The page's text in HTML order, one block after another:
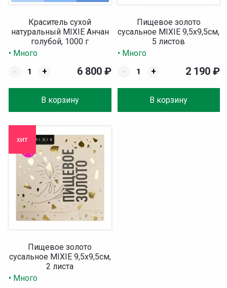
Краситель сухой
натуральный MIXIE Анчан
голубой, 1000 г
• Много
-
+
В корзину
6 800 ₽
Пищевое золото
сусальное MIXIE 9,5х9,5см,
5 листов
• Много
-
+
В корзину
2 190 ₽
хит
Пищевое золото
сусальное MIXIE 9,5х9,5см,
2 листа
• Много